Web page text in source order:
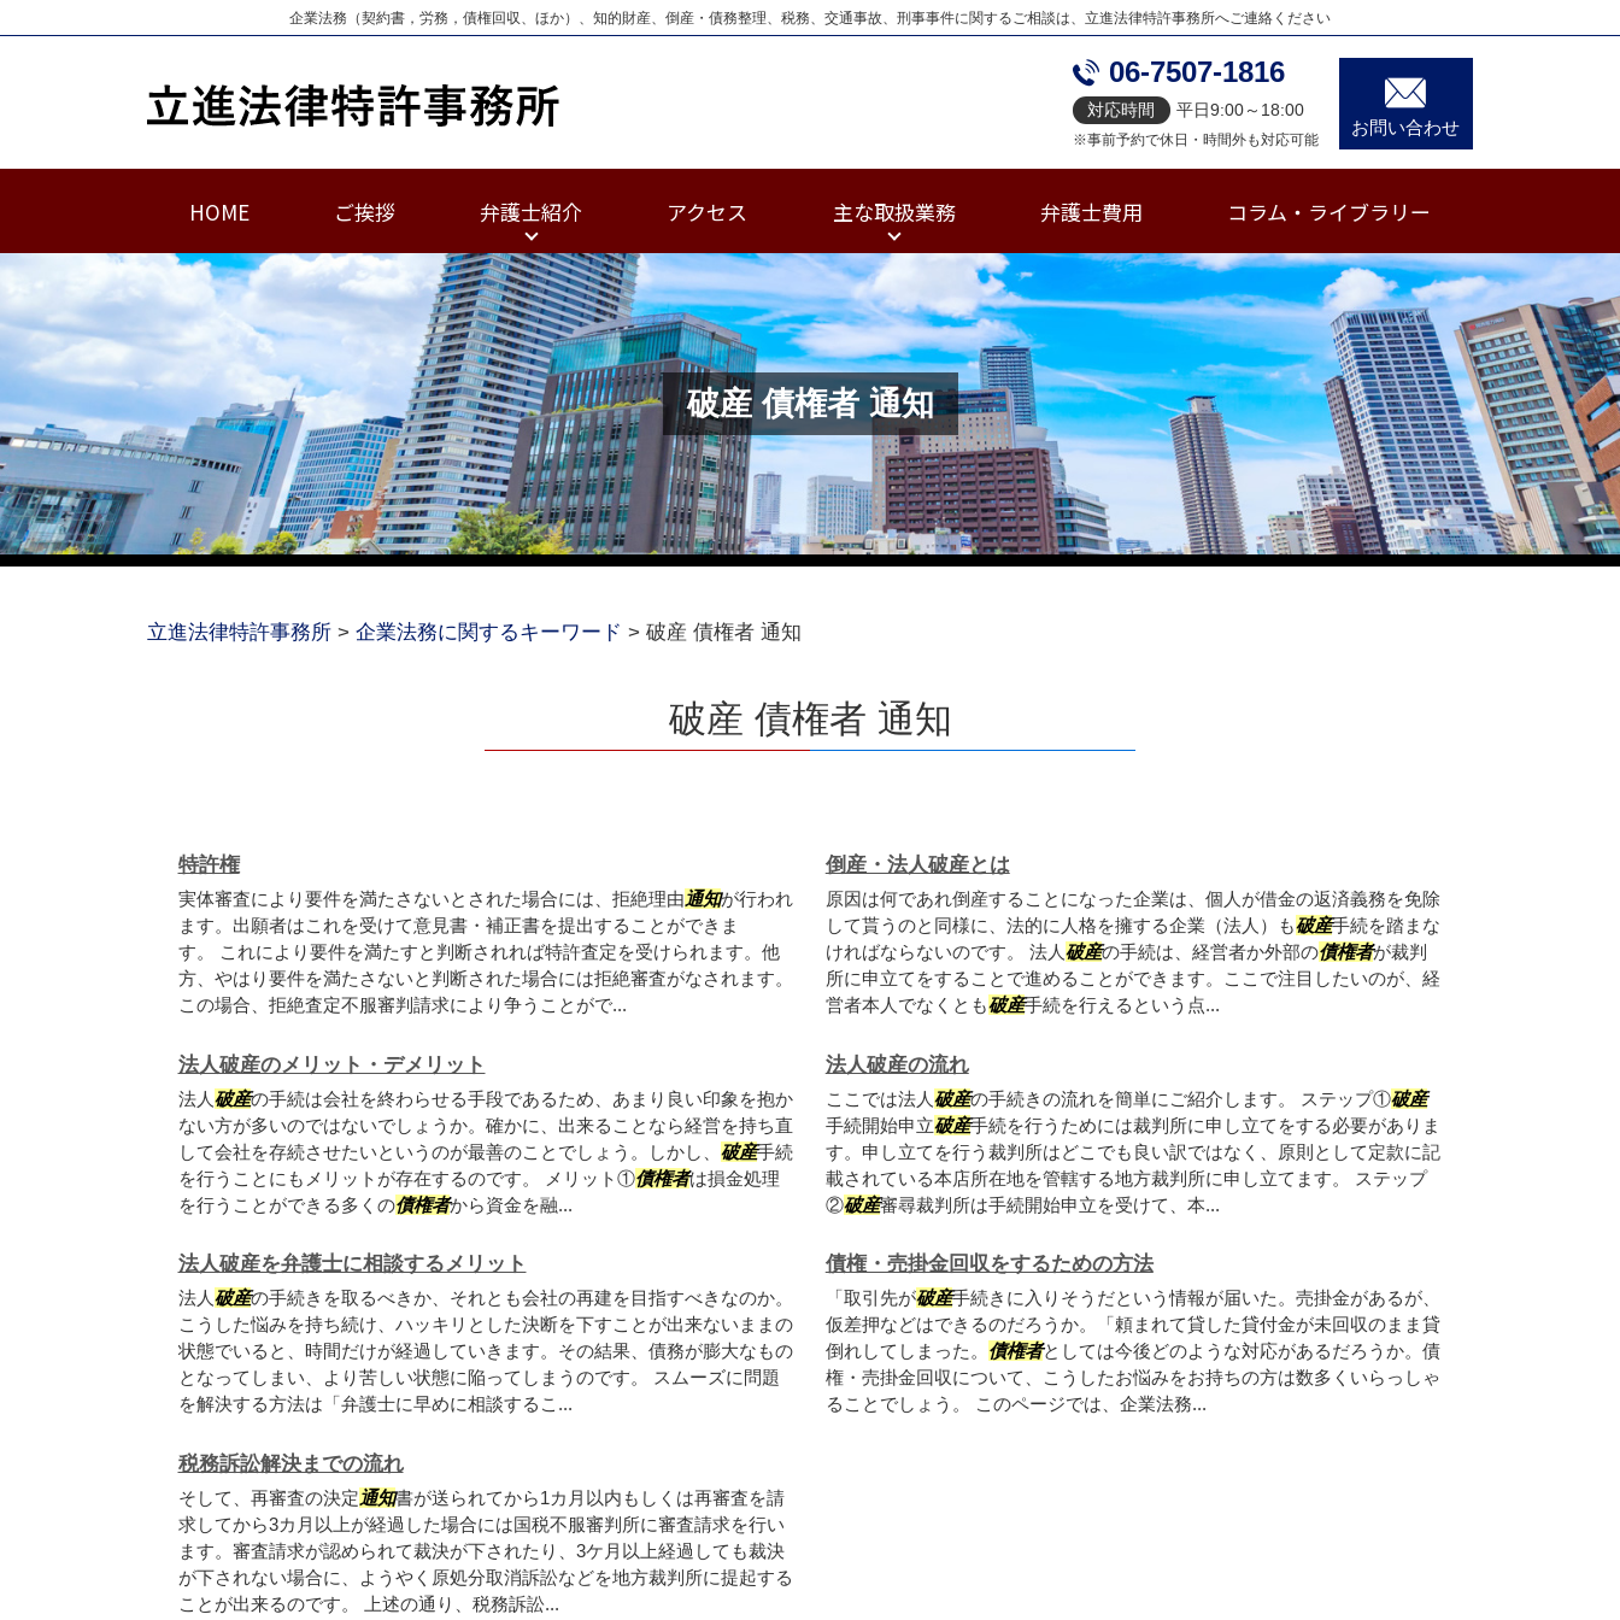
破産 債権者 通知
企業法務（契約書，労務，債権回収、ほか）、知的財産、倒産・債務整理、税務、交通事故、刑事事件に関するご相談は、立進法律特許事務所へご連絡ください
06-7507-1816
対応時間 平日9:00～18:00
※事前予約で休日・時間外も対応可能
お問い合わせ
HOME ご挨拶 弁護士紹介 アクセス 主な取扱業務 弁護士費用 コラム・ライブラリー
立進法律特許事務所 > 企業法務に関するキーワード > 破産 債権者 通知
破産 債権者 通知
特許権
実体審査により要件を満たさないとされた場合には、拒絶理由通知が行われ
ます。出願者はこれを受けて意見書・補正書を提出することができま
す。 これにより要件を満たすと判断されれば特許査定を受けられます。他
方、やはり要件を満たさないと判断された場合には拒絶審査がなされます。
この場合、拒絶査定不服審判請求により争うことがで...
倒産・法人破産とは
原因は何であれ倒産することになった企業は、個人が借金の返済義務を免除
して貰うのと同様に、法的に人格を擁する企業（法人）も破産手続を踏まな
ければならないのです。 法人破産の手続は、経営者か外部の債権者が裁判
所に申立てをすることで進めることができます。ここで注目したいのが、経
営者本人でなくとも破産手続を行えるという点...
法人破産のメリット・デメリット
法人破産の手続は会社を終わらせる手段であるため、あまり良い印象を抱か
ない方が多いのではないでしょうか。確かに、出来ることなら経営を持ち直
して会社を存続させたいというのが最善のことでしょう。しかし、 破産手続
を行うことにもメリットが存在するのです。 メリット①債権者は損金処理
を行うことができる多くの債権者から資金を融...
法人破産の流れ
ここでは法人破産の手続きの流れを簡単にご紹介します。 ステップ①破産
手続開始申立破産手続を行うためには裁判所に申し立てをする必要がありま
す。申し立てを行う裁判所はどこでも良い訳ではなく、原則として定款に記
載されている本店所在地を管轄する地方裁判所に申し立てます。 ステップ
②破産審尋裁判所は手続開始申立を受けて、本...
法人破産を弁護士に相談するメリット
法人破産の手続きを取るべきか、それとも会社の再建を目指すべきなのか。
こうした悩みを持ち続け、ハッキリとした決断を下すことが出来ないままの
状態でいると、時間だけが経過していきます。その結果、債務が膨大なもの
となってしまい、より苦しい状態に陥ってしまうのです。 スムーズに問題
を解決する方法は「弁護士に早めに相談するこ...
債権・売掛金回収をするための方法
「取引先が破産手続きに入りそうだという情報が届いた。売掛金があるが、
仮差押などはできるのだろうか。「頼まれて貸した貸付金が未回収のまま貸
倒れしてしまった。 債権者としては今後どのような対応があるだろうか。債
権・売掛金回収について、こうしたお悩みをお持ちの方は数多くいらっしゃ
ることでしょう。 このページでは、企業法務...
税務訴訟解決までの流れ
そして、再審査の決定通知書が送られてから1カ月以内もしくは再審査を請
求してから3カ月以上が経過した場合には国税不服審判所に審査請求を行い
ます。審査請求が認められて裁決が下されたり、3ケ月以上経過しても裁決
が下されない場合に、ようやく原処分取消訴訟などを地方裁判所に提起する
ことが出来るのです。 上述の通り、税務訴訟...